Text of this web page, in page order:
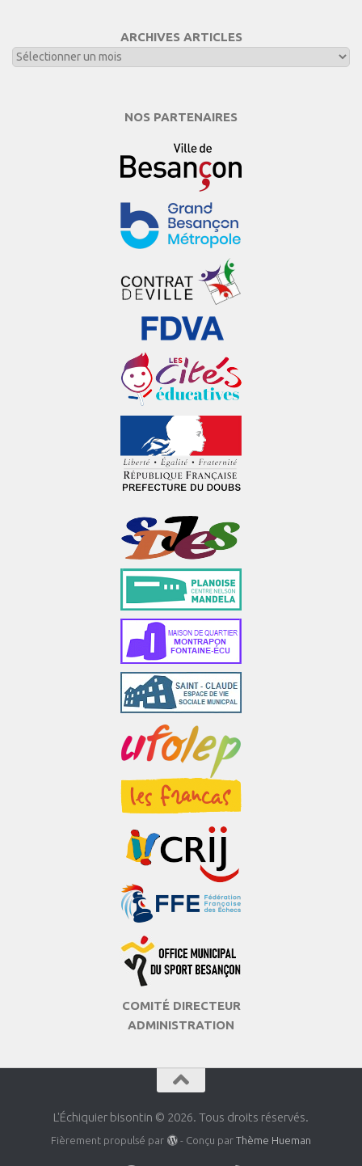
ARCHIVES ARTICLES
NOS PARTENAIRES
COMITÉ DIRECTEUR
ADMINISTRATION
L'Échiquier bisontin © 2026. Tous droits réservés.
Fièrement propulsé par - Conçu par Thème Hueman